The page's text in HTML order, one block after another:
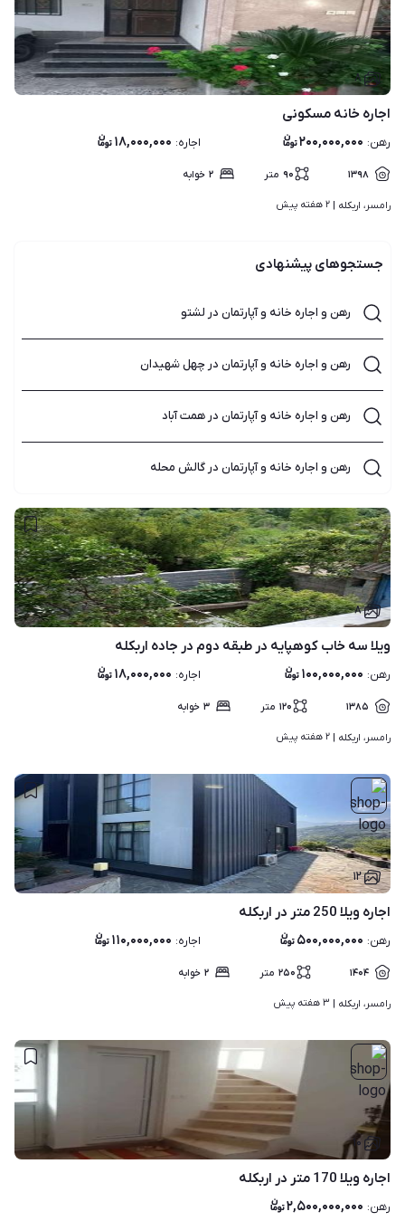
۸
اجاره خانه مسکونی
رهن: ۲۰۰,۰۰۰,۰۰۰ اجاره: ۱۸,۰۰۰,۰۰۰
۱۳۹۸ ۹۰ متر ۲ خوابه
رامسر، اربکله | ۲ هفته پیش
جستجوهای پیشنهادی
رهن و اجاره خانه و آپارتمان در لشتو
رهن و اجاره خانه و آپارتمان در چهل شهیدان
رهن و اجاره خانه و آپارتمان در همت آباد
رهن و اجاره خانه و آپارتمان در گالش محله
۸
ویلا سه خاب کوهپایه در طبقه دوم در جاده اربکله
رهن: ۱۰۰,۰۰۰,۰۰۰ اجاره: ۱۸,۰۰۰,۰۰۰
۱۳۸۵ ۱۲۰ متر ۳ خوابه
رامسر، اربکله | ۲ هفته پیش
۱۲
اجاره ویلا 250 متر در اربکله
رهن: ۵۰۰,۰۰۰,۰۰۰ اجاره: ۱۱۰,۰۰۰,۰۰۰
۱۴۰۴ ۲۵۰ متر ۲ خوابه
رامسر، اربکله | ۳ هفته پیش
۱۰
اجاره ویلا 170 متر در اربکله
رهن: ۲,۵۰۰,۰۰۰,۰۰۰